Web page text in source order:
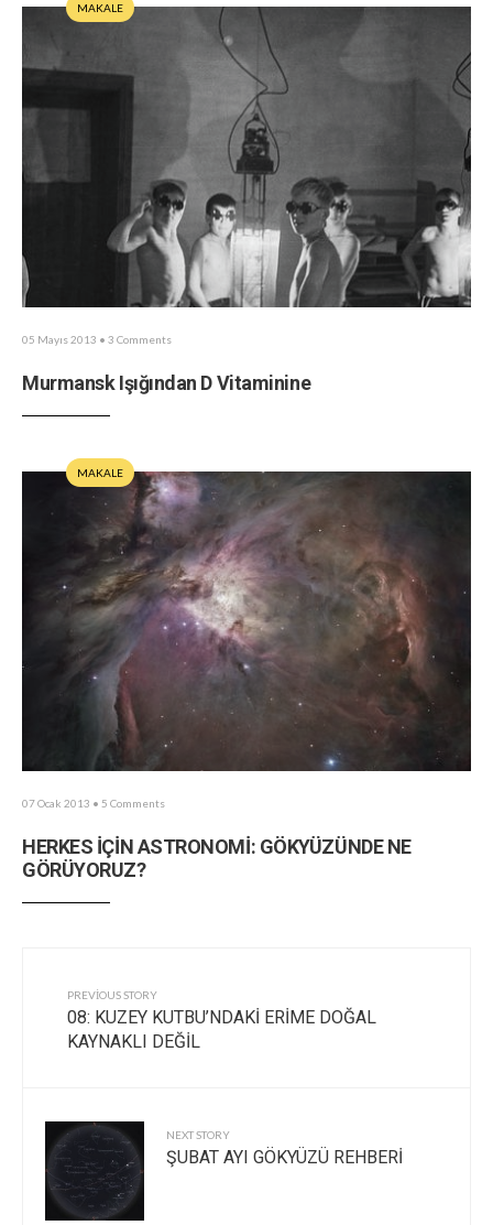
MAKALE
05 Mayıs 2013 • 3 Comments
Murmansk Işığından D Vitaminine
MAKALE
07 Ocak 2013 • 5 Comments
HERKES İÇİN ASTRONOMİ: GÖKYÜZÜNDE NE
GÖRÜYORUZ?
PREVIOUS STORY
08: KUZEY KUTBU’NDAKİ ERİME DOĞAL
KAYNAKLI DEĞİL
NEXT STORY
ŞUBAT AYI GÖKYÜZÜ REHBERİ